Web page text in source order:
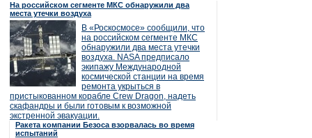
На российском сегменте МКС обнаружили два
места утечки воздуха
В «Роскосмосе» сообщили, что
на российском сегменте МКС
обнаружили два места утечки
воздуха. NASA предписало
экипажу Международной
космической станции на время
ремонта укрыться в
пристыкованном корабле Crew Dragon, надеть
скафандры и были готовым к возможной
экстренной эвакуации.
Ракета компании Безоса взорвалась во время
испытаний